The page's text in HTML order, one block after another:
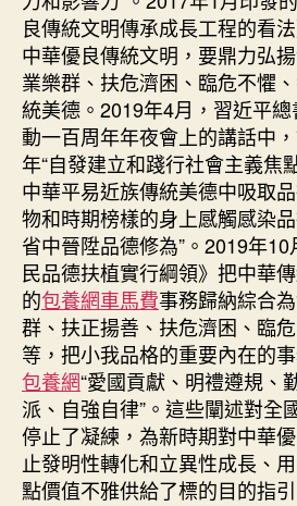
良傳統文明傳承成長工程的看
中華優良傳統文明，要鼎力弘
業樂群、扶危濟困、臨危不懼
統美德。2019年4月，習近平
動一百周年年夜會上的講話中
年“自發建立和踐行社會主義焦
中華平易近族傳統美德中吸取
物和時期榜樣的身上感觸感染
省中晉陞品德修為”。2019年
民品德扶植實行綱領》把中華
的包養網車馬費事務歸納綜合
群、扶正揚善、扶危濟困、臨
等，把小我品格的重要內在的
包養網“愛國貢獻、明禮遵規、
派、自強自律”。這些闡述對全
停止了凝練，為新時期對中華
止發明性轉化和立異性成長、
點價值不雅供給了標的目的指引